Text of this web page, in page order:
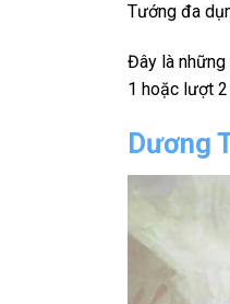
Tướng đa
Đây là những
1 hoặc lượt
Dương